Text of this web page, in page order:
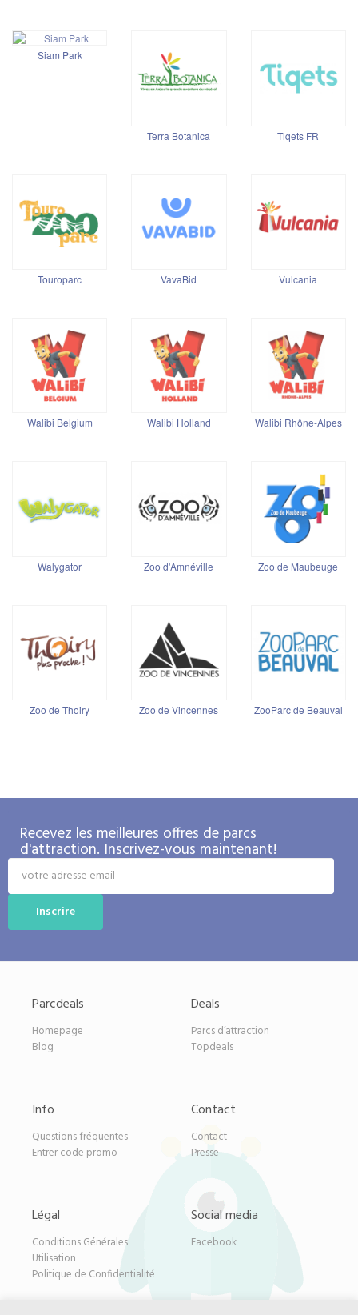
Siam Park
Terra Botanica Tiqets FR
Touroparc VavaBid Vulcania
Walibi Belgium Walibi Holland Walibi Rhône-Alpes
Walygator Zoo d'Amnéville Zoo de Maubeuge
Zoo de Thoiry Zoo de Vincennes ZooParc de Beauval
Recevez les meilleures offres de parcs
d'attraction. Inscrivez-vous maintenant!
Parcdeals
Homepage
Blog
Deals
Parcs d’attraction
Topdeals
Info
Questions fréquentes
Entrer code promo
Contact
Contact
Presse
Légal
Conditions Générales
Utilisation
Politique de Confidentialité
Social media
Facebook